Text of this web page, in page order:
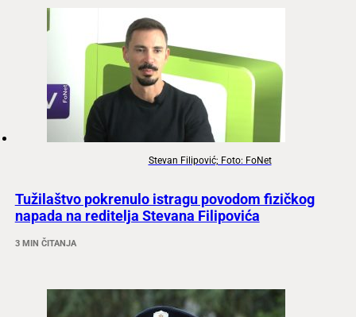
Stevan Filipović; Foto: FoNet
Tužilaštvo pokrenulo istragu povodom fizičkog
napada na reditelja Stevana Filipovića
3 MIN ČITANJA